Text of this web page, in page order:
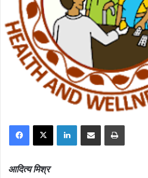
Facebook
X LinkedInShare via Email Print
आदित्य मिश्र